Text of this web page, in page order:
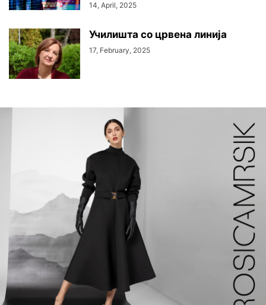
14, April, 2025
Училишта со црвена линија
17, February, 2025